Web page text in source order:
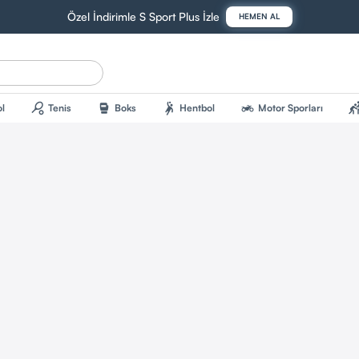
Özel İndirimle S Sport Plus İzle HEMEN AL
sports_tennis Tenis sports_mma Boks sports_handball Hentbol two_wheeler Motor Sporları